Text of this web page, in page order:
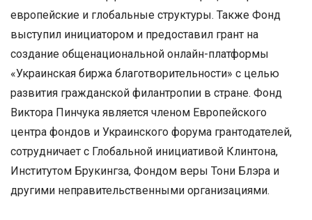
европейские и глобальные структуры. Также Фонд
выступил инициатором и предоставил грант на
создание общенациональной онлайн-платформы
«Украинская биржа благотворительности» с целью
развития гражданской филантропии в стране. Фонд
Виктора Пинчука является членом Европейского
центра фондов и Украинского форума грантодателей,
сотрудничает с Глобальной инициативой Клинтона,
Институтом Брукингза, Фондом веры Тони Блэра и
другими неправительственными организациями.